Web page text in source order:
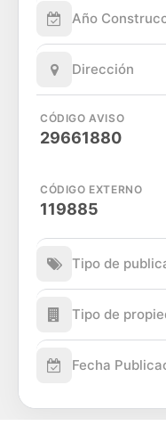
Año
Dirección
CÓDIGO AVISO
29661880
CÓDIGO EXTERNO
119885
Tipo de
Tipo de
Fecha